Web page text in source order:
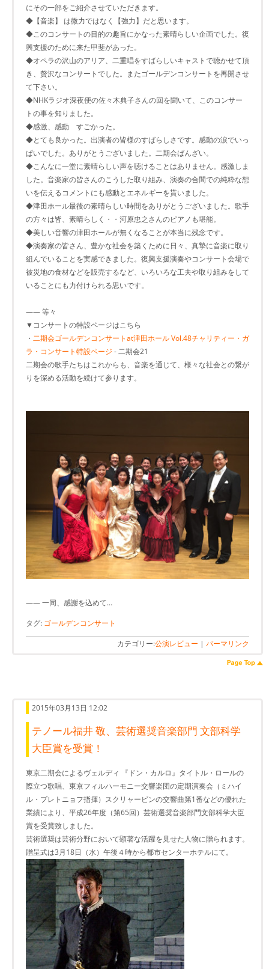
にその一部をご紹介させていただきます。
◆【音楽】 は微力ではなく【強力】だと思います。
◆このコンサートの目的の趣旨にかなった素晴らしい企画でした。復
興支援のために来た甲斐があった。
◆オペラの沢山のアリア、二重唱をすばらしいキャストで聴かせて頂
き、贅沢なコンサートでした。またゴールデンコンサートを再開させ
て下さい。
◆NHKラジオ深夜便の佐々木典子さんの回を聞いて、このコンサー
トの事を知りました。
◆感激、感動 すごかった。
◆とても良かった。出演者の皆様のすばらしさです。感動の涙でいっ
ぱいでした。ありがとうございました。二期会ばんざい。
◆こんなに一堂に素晴らしい声を聴けることはありません。感激しま
した。音楽家の皆さんのこうした取り組み、演奏の合間での純粋な想
いを伝えるコメントにも感動とエネルギーを貰いました。
◆津田ホール最後の素晴らしい時間をありがとうございました。歌手
の方々は皆、素晴らしく・・河原忠之さんのピアノも堪能。
◆美しい音響の津田ホールが無くなることが本当に残念です。
◆演奏家の皆さん、豊かな社会を築くために日々、真摯に音楽に取り
組んでいることを実感できました。復興支援演奏やコンサート会場で
被災地の食材などを販売するなど、いろいろな工夫や取り組みをして
いることにも力付けられる思いです。
―― 等々
▼コンサートの特設ページはこちら
・ 二期会ゴールデンコンサートat津田ホール Vol.48チャリティー・ガ
ラ・コンサート特設ページ - 二期会21
二期会の歌手たちはこれからも、音楽を通じて、様々な社会との繋が
りを深める活動を続けて参ります。
―― 一同、感謝を込めて…
タグ: ゴールデンコンサート
カテゴリー:公演レビュー | パーマリンク
2015年03月13日 12:02
テノール福井 敬、芸術選奨音楽部門 文部科学
大臣賞を受賞！
東京二期会によるヴェルディ 『ドン・カルロ』タイトル・ロールの
際立つ歌唱、東京フィルハーモニー交響楽団の定期演奏会（ミハイ
ル・プレトニョフ指揮）スクリャービンの交響曲第1番などの優れた
業績により、平成26年度（第65回）芸術選奨音楽部門文部科学大臣
賞を受賞致しました。
芸術選奨は芸術分野において顕著な活躍を見せた人物に贈られます。
贈呈式は3月18日（水）午後４時から都市センターホテルにて。